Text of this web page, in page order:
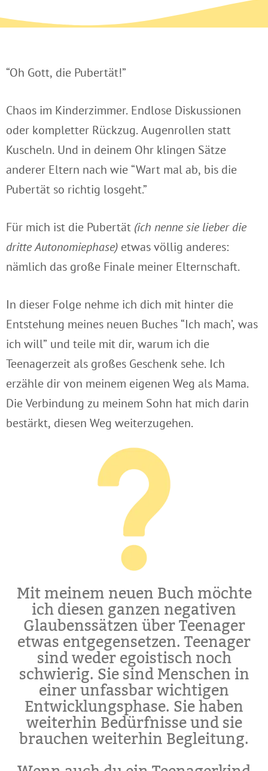
“Oh Gott, die Pubertät!”
Chaos im Kinderzimmer. Endlose Diskussionen
oder kompletter Rückzug. Augenrollen statt
Kuscheln. Und in deinem Ohr klingen Sätze
anderer Eltern nach wie “Wart mal ab, bis die
Pubertät so richtig losgeht.”
Für mich ist die Pubertät (ich nenne sie lieber die
dritte Autonomiephase) etwas völlig anderes:
nämlich das große Finale meiner Elternschaft.
In dieser Folge nehme ich dich mit hinter die
Entstehung meines neuen Buches “Ich mach’, was
ich will” und teile mit dir, warum ich die
Teenagerzeit als großes Geschenk sehe. Ich
erzähle dir von meinem eigenen Weg als Mama.
Die Verbindung zu meinem Sohn hat mich darin
bestärkt, diesen Weg weiterzugehen.
Mit meinem neuen Buch möchte
ich diesen ganzen negativen
Glaubenssätzen über Teenager
etwas entgegensetzen. Teenager
sind weder egoistisch noch
schwierig. Sie sind Menschen in
einer unfassbar wichtigen
Entwicklungsphase. Sie haben
weiterhin Bedürfnisse und sie
brauchen weiterhin Begleitung.